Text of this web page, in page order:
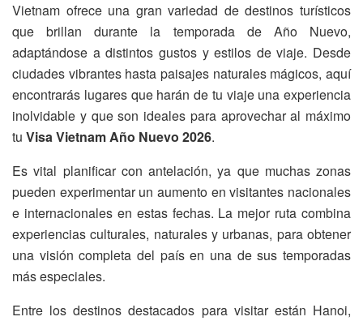
Vietnam ofrece una gran variedad de destinos turísticos
que brillan durante la temporada de Año Nuevo,
adaptándose a distintos gustos y estilos de viaje. Desde
ciudades vibrantes hasta paisajes naturales mágicos, aquí
encontrarás lugares que harán de tu viaje una experiencia
inolvidable y que son ideales para aprovechar al máximo
tu Visa Vietnam Año Nuevo 2026.
Es vital planificar con antelación, ya que muchas zonas
pueden experimentar un aumento en visitantes nacionales
e internacionales en estas fechas. La mejor ruta combina
experiencias culturales, naturales y urbanas, para obtener
una visión completa del país en una de sus temporadas
más especiales.
Entre los destinos destacados para visitar están Hanoi,